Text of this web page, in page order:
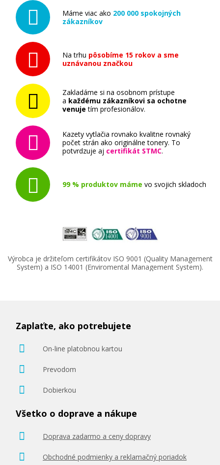
Originálna náplň EPSON T5969 (Svetlo
svetlo čierna)
Originálna náplň
227,90 €
Originálna náplň
227,90 €
Pridať do košíka
Originálna náplň EPSON T596B (Zelená)
Originálna náplň
Máme viac ako 200 000 spokojných
zákazníkov
Na trhu pôsobíme 15 rokov a sme
uznávanou značkou
Zakladáme si na osobnom prístupe
a každému zákazníkovi sa ochotne
venuje tím profesionálov.
Kazety vytlačia rovnako kvalitne rovnaký
počet strán ako originálne tonery. To
potvrdzuje aj certifikát STMC.
99 % produktov máme vo svojich skladoch
Výrobca je držiteľom certifikátov ISO 9001 (Quality Management
System) a ISO 14001 (Enviromental Management System).
Zaplaťte, ako potrebujete
On-line platobnou kartou
Prevodom
Dobierkou
Všetko o doprave a nákupe
Doprava zadarmo a ceny dopravy
Obchodné podmienky a reklamačný poriadok